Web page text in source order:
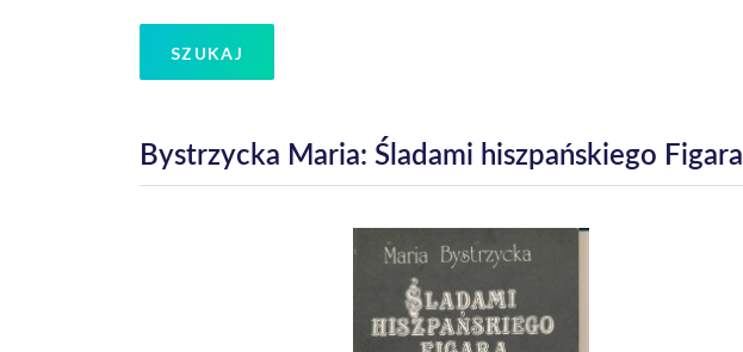
SZUKAJ
Bystrzycka Maria: Śladami hiszpańskiego Figara